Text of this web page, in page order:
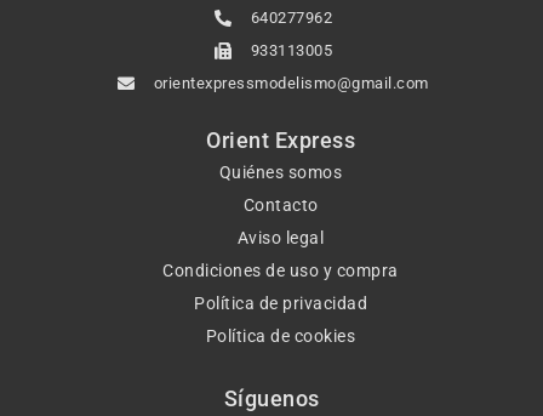
640277962
933113005
orientexpressmodelismo@gmail.com
Orient Express
Quiénes somos
Contacto
Aviso legal
Condiciones de uso y compra
Política de privacidad
Política de cookies
Síguenos